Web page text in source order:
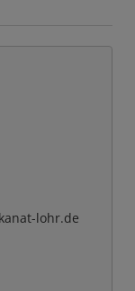
lohr.de